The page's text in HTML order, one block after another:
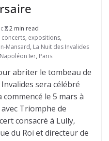
2 min read
concerts, expositions,
Mansard, La Nuit des Invalides
Napoléon Ier, Paris
abriter le tombeau de
sera célébré
commencé le 5 mars à
Triomphe de
consacré à Lully,
du Roi et directeur de